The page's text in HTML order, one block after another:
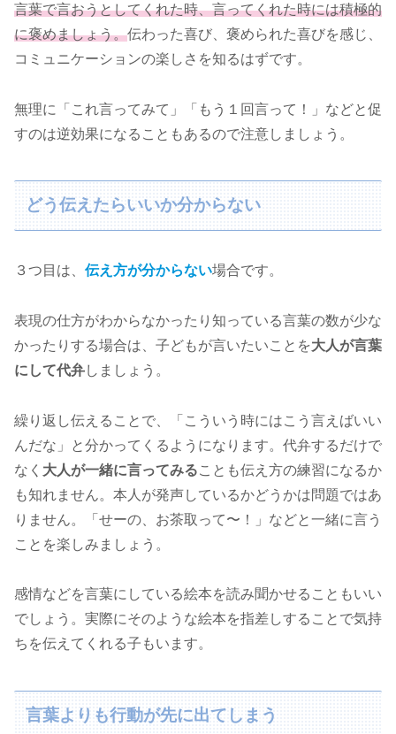
言葉で言おうとしてくれた時、言ってくれた時には積極的
に褒めましょう。伝わった喜び、褒められた喜びを感じ、
コミュニケーションの楽しさを知るはずです。
無理に「これ言ってみて」「もう１回言って！」などと促
すのは逆効果になることもあるので注意しましょう。
どう伝えたらいいか分からない
３つ目は、 伝え方が分からない場合です。
表現の仕方がわからなかったり知っている言葉の数が少な
かったりする場合は、子どもが言いたいことを大人が言葉
にして代弁しましょう。
繰り返し伝えることで、「こういう時にはこう言えばいい
んだな」と分かってくるようになります。代弁するだけで
なく 大人が一緒に言ってみることも伝え方の練習になるか
も知れません。本人が発声しているかどうかは問題ではあ
りません。「せーの、お茶取って〜！」などと一緒に言う
ことを楽しみましょう。
感情などを言葉にしている絵本を読み聞かせることもいい
でしょう。実際にそのような絵本を指差しすることで気持
ちを伝えてくれる子もいます。
言葉よりも行動が先に出てしまう